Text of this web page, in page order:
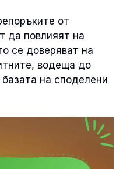
от
да повлияят на
се доверяват на
водеща до
на споделени